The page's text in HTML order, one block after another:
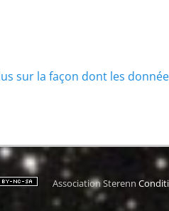
sur la façon dont les
Association Sterenn